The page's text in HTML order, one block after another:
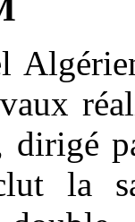
dirigé
la